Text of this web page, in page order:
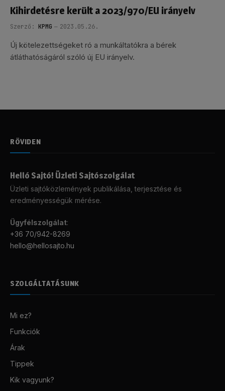
Kihirdetésre került a 2023/970/EU irányelv
Szerző: KPMG 2023.05.26.
Új kötelezettségeket ró a munkáltatókra a bérek
átláthatóságáról szóló új EU irányelv.
RÖVIDEN
Helló Sajtó! Üzleti Sajtószolgálat
Üzleti sajtóközlemények publikálása, terjesztése és
eredményességük mérése.
Ügyfélszolgálat:
+36 70/942-8269
hello@hellosajto.hu
SZOLGÁLTATÁSUNK
Mi ez?
Funkciók
Árak
Tippek
Kik vagyunk?